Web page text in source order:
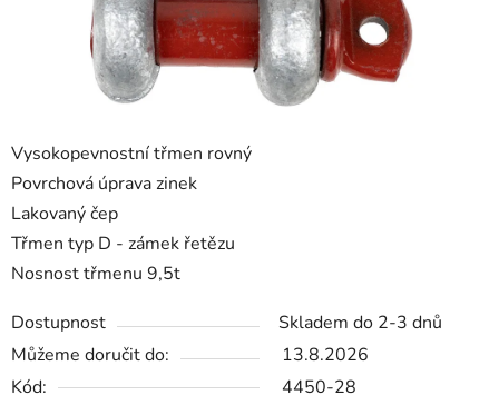
Vysokopevnostní třmen rovný
Povrchová úprava zinek
Lakovaný čep
Třmen typ D - zámek řetězu
Nosnost třmenu 9,5t
Dostupnost
Skladem do 2-3 dnů
Můžeme doručit do:
13.8.2026
Kód:
4450-28